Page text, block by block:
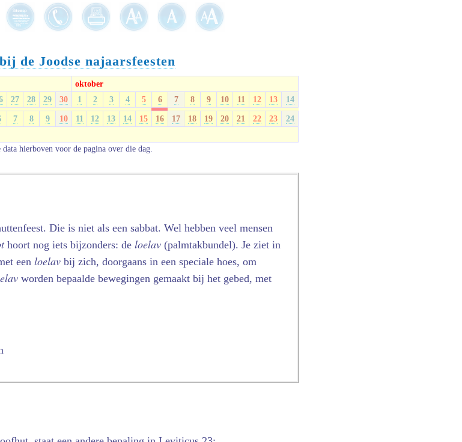
de Joodse najaarsfeesten
oktober
27 28 29 30 1 2 3 4 5 6 7 8 9 10 11 12 13
14
7 8 9 10 11 12 13 14 15 16 17 18 19 20 21 22 23
24
hierboven voor de pagina over die dag.
Die is niet als een sabbat. Wel hebben veel mensen
hoort nog iets bijzonders: de loelav (palmtakbundel). Je ziet in
een loelav bij zich, doorgaans in een speciale hoes, om
worden bepaalde bewegingen gemaakt bij het gebed, met